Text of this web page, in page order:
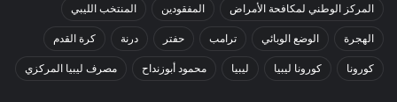
المركز الوطني لمكافحة الأمراض المفقودين المنتخب الليبي
الهجرة الوضع الوبائي ترامب حفتر درنة كرة القدم
كورونا كورونا ليبيا ليبيا محمود أبوزنداح مصرف ليبيا المركزي